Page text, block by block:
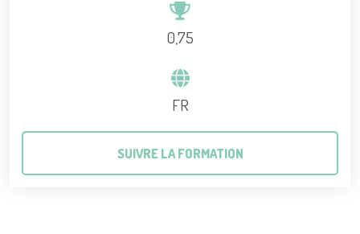
0,75
FR
SUIVRE LA FORMATION